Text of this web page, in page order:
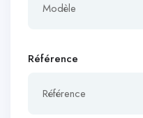
Référence